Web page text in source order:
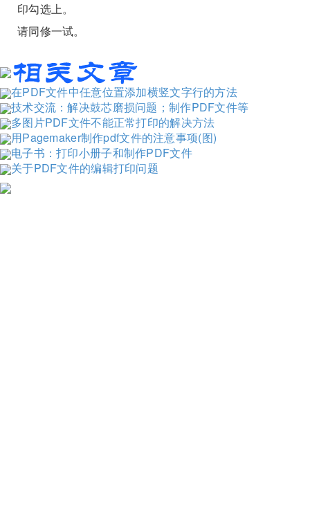
印勾选上。
请同修一试。
在PDF文件中任意位置添加横竖文字行的方法
技术交流：解决鼓芯磨损问题；制作PDF文件等
多图片PDF文件不能正常打印的解决方法
用Pagemaker制作pdf文件的注意事项(图)
电子书：打印小册子和制作PDF文件
关于PDF文件的编辑打印问题